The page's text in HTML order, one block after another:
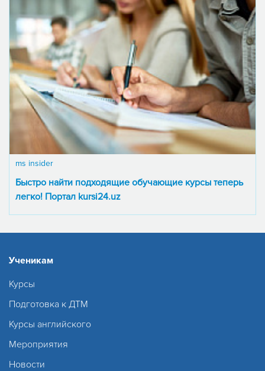
ms insider
Быстро найти подходящие обучающие курсы теперь
легко! Портал kursi24.uz
Ученикам
Курсы
Подготовка к ДТМ
Курсы английского
Мероприятия
Новости